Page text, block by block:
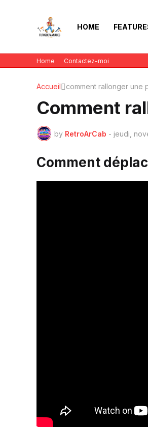
HOME
Home Contactez-moi
Accueil comment rallonger une
Comment
by RetroArCab - jeudi,
Comment